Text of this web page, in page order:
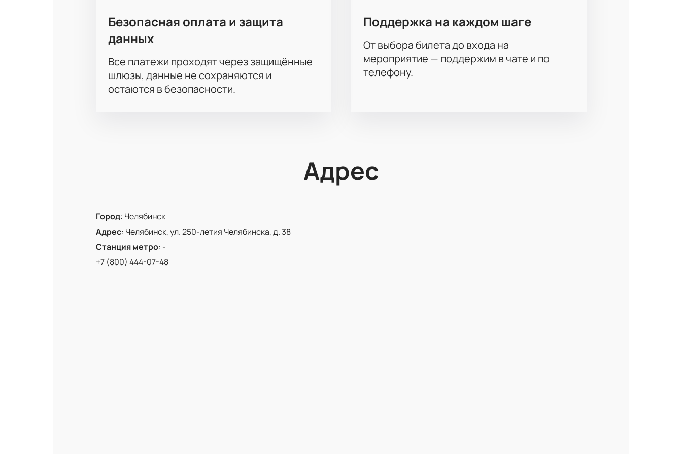
Безопасная оплата и защита
данных
Все платежи проходят через защищённые
шлюзы, данные не сохраняются и
остаются в безопасности.
Поддержка на каждом шаге
От выбора билета до входа на
мероприятие — поддержим в чате и по
телефону.
Адрес
Город: Челябинск
Адрес: Челябинск, ул. 250-летия Челябинска, д. 38
Станция метро: -
+7 (800) 444-07-48